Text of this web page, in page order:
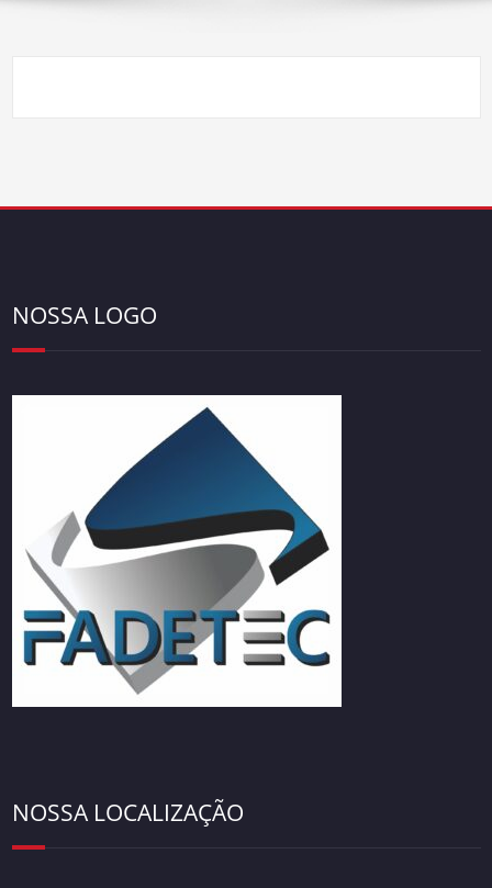
NOSSA LOGO
NOSSA LOCALIZAÇÃO